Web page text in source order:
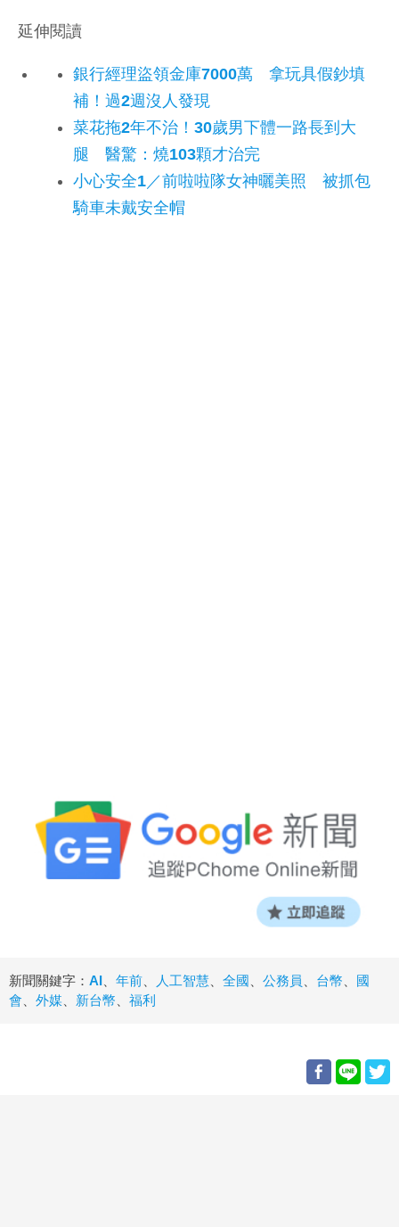
延伸閱讀
銀行經理盜領金庫7000萬 拿玩具假鈔填
補！過2週沒人發現
菜花拖2年不治！30歲男下體一路長到大
腿 醫驚：燒103顆才治完
小心安全1／前啦啦隊女神曬美照 被抓包
騎車未戴安全帽
新聞關鍵字： AI 年前 人工智慧 全國 公務員 台幣
國
會
外媒 新台幣 福利